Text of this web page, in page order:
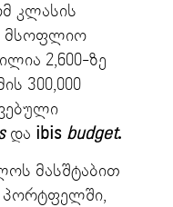
კლასის
მსოფლიო
2,600-ზე
300,000
და ibis budget.
მასშტაბით
პორტფელში,